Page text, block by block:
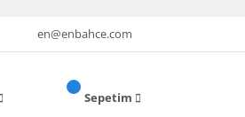
en@enbahce.com
Sepetim